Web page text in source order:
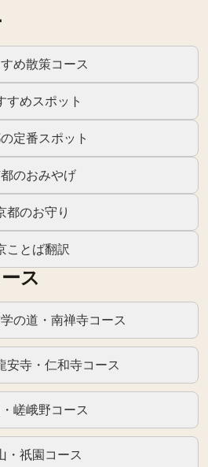
め散策コース
すめスポット
定番スポット
のおみやげ
都のお守り
ことば翻訳
ス
の道・南禅寺コース
安寺・仁和寺コース
嵯峨野コース
・祇園コース